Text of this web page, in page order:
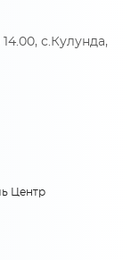
с.Кулунда,
Центр